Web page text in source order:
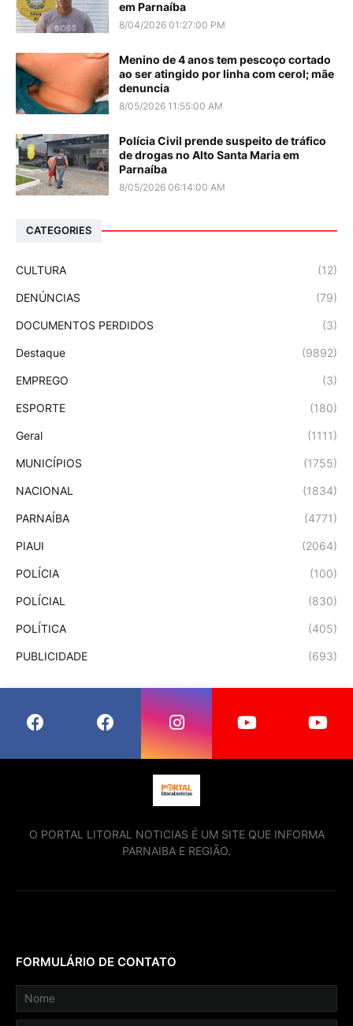
em Parnaíba
8/04/2026 01:27:00 PM
Menino de 4 anos tem pescoço cortado
ao ser atingido por linha com cerol; mãe
denuncia
8/05/2026 11:55:00 AM
Polícia Civil prende suspeito de tráfico
de drogas no Alto Santa Maria em
Parnaíba
8/05/2026 06:14:00 AM
CATEGORIES
CULTURA (12)
DENÚNCIAS (79)
DOCUMENTOS PERDIDOS (3)
Destaque (9892)
EMPREGO (3)
ESPORTE (180)
Geral (1111)
MUNICÍPIOS (1755)
NACIONAL (1834)
PARNAÍBA (4771)
PIAUI (2064)
POLÍCIA (100)
POLÍCIAL (830)
POLÍTICA (405)
PUBLICIDADE (693)
O PORTAL LITORAL NOTICIAS É UM SITE QUE INFORMA
PARNAIBA E REGIÃO.
FORMULÁRIO DE CONTATO